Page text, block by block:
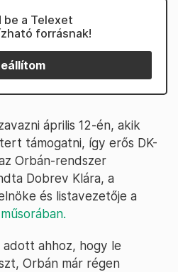
be a Telexet
forrásnak!
április 12-én, akik
támogatni, így erős DK-
Orbán-rendszer
Dobrev Klára, a
és listavezetője a
ahhoz, hogy le
Orbán már régen